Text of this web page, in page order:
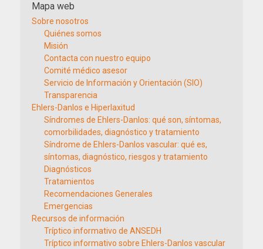
Mapa web
Sobre nosotros
Quiénes somos
Misión
Contacta con nuestro equipo
Comité médico asesor
Servicio de Información y Orientación (SIO)
Transparencia
Ehlers-Danlos e Hiperlaxitud
Síndromes de Ehlers-Danlos: qué son, síntomas,
comorbilidades, diagnóstico y tratamiento
Síndrome de Ehlers-Danlos vascular: qué es,
síntomas, diagnóstico, riesgos y tratamiento
Diagnósticos
Tratamientos
Recomendaciones Generales
Emergencias
Recursos de información
Tríptico informativo de ANSEDH
Tríptico informativo sobre Ehlers-Danlos vascular